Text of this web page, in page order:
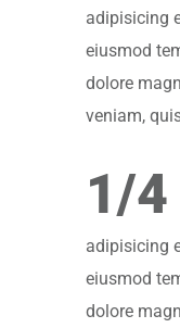
adipisicing
eiusmod
dolore
veniam,
1/4
adipisicing
eiusmod
dolore